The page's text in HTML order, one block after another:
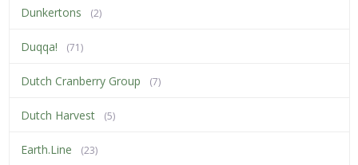
Dunkertons (2)
Duqqa! (71)
Dutch Cranberry Group (7)
Dutch Harvest (5)
Earth.Line (23)